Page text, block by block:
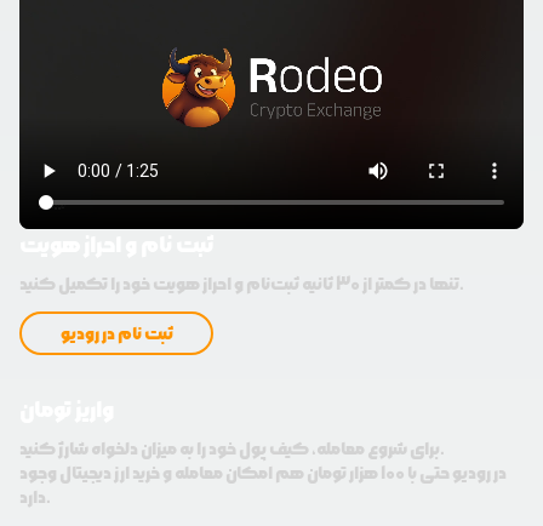
تنها در کمتر از 30 ثانیه ثبت‌نام و احراز هویت خود را تکمیل کنید.
ثبت نام در رودیو
برای شروع معامله، کیف پول خود را به میزان دلخواه شارژ کنید.
در رودیو حتی با 100 هزار تومان هم امکان معامله و خرید ارز دیجیتال وجود
دارد.